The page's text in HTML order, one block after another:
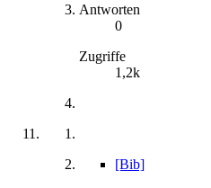
Antworten
0
Zugriffe
1,2k
[Bib]